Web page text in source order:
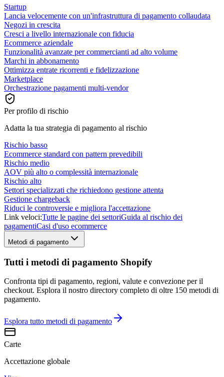
Startup
Lancia velocemente con un'infrastruttura di pagamento collaudata
Negozi in crescita
Cresci a livello internazionale con fiducia
Ecommerce aziendale
Funzionalità avanzate per commercianti ad alto volume
Marchi in abbonamento
Ottimizza entrate ricorrenti e fidelizzazione
Marketplace
Orchestrazione pagamenti multi-vendor
Per profilo di rischio
Adatta la tua strategia di pagamento al rischio
Rischio basso
Ecommerce standard con pattern prevedibili
Rischio medio
AOV più alto o complessità internazionale
Rischio alto
Settori specializzati che richiedono gestione attenta
Gestione chargeback
Riduci le controversie e migliora l'accettazione
Link veloci:Tutte le pagine dei settoriGuida al rischio dei
pagamentiCasi d'uso ecommerce
Metodi di pagamento
Tutti i metodi di pagamento Shopify
Confronta tipi di pagamento, regioni, valute e convezione per il
checkout. Esplora il nostro directory completo di oltre 150 metodi di
pagamento.
Esplora tutto metodi di pagamento
Carte
Accettazione globale